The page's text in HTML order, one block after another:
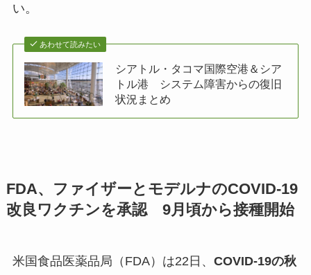
い。
あわせて読みたい
シアトル・タコマ国際空港＆シア
トル港 システム障害からの復旧
状況まとめ
FDA、ファイザーとモデルナのCOVID-19
改良ワクチンを承認 9月頃から接種開始
米国食品医薬品局（FDA）は22日、 COVID-19の秋